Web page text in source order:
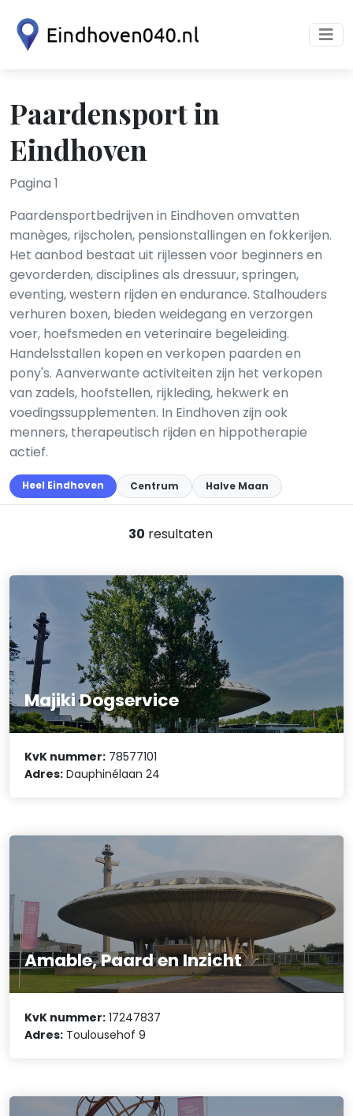
Paardensport in
Eindhoven
Pagina 1
Paardensportbedrijven in Eindhoven omvatten
manèges, rijscholen, pensionstallingen en fokkerijen.
Het aanbod bestaat uit rijlessen voor beginners en
gevorderden, disciplines als dressuur, springen,
eventing, western rijden en endurance. Stalhouders
verhuren boxen, bieden weidegang en verzorgen
voer, hoefsmeden en veterinaire begeleiding.
Handelsstallen kopen en verkopen paarden en
pony's. Aanverwante activiteiten zijn het verkopen
van zadels, hoofstellen, rijkleding, hekwerk en
voedingssupplementen. In Eindhoven zijn ook
menners, therapeutisch rijden en hippotherapie
actief.
Heel Eindhoven Centrum Halve Maan
30 resultaten
Majiki Dogservice
KvK nummer: 78577101
Adres: Dauphinélaan 24
Amable, Paard en Inzicht
KvK nummer: 17247837
Adres: Toulousehof 9